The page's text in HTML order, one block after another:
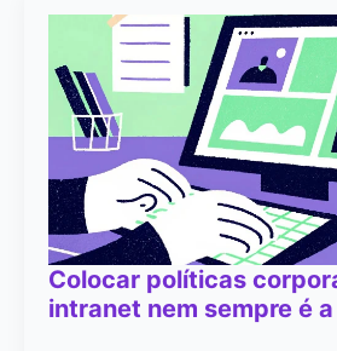
Colocar políticas
intranet nem sempre é